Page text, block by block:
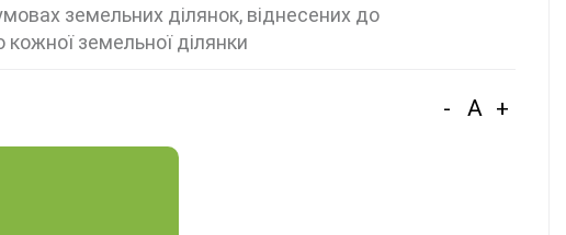
земельних ділянок, віднесених до
кожної земельної ділянки
- A +